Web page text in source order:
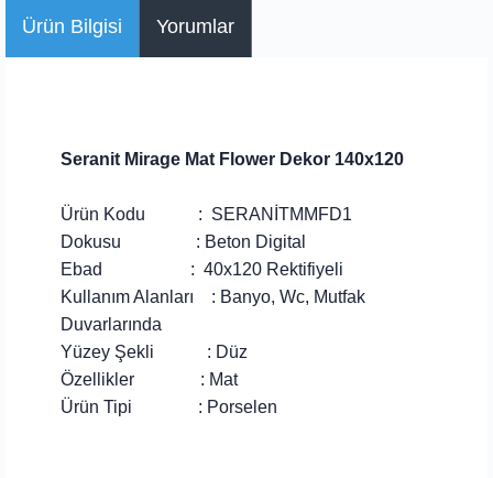
Ürün Bilgisi Yorumlar
Seranit Mirage Mat Flower Dekor 140x120
Ürün Kodu : SERANİTMMFD1
Dokusu : Beton Digital
Ebad : 40x120 Rektifiyeli
Kullanım Alanları : Banyo, Wc, Mutfak
Duvarlarında
Yüzey Şekli : Düz
Özellikler : Mat
Ürün Tipi : Porselen